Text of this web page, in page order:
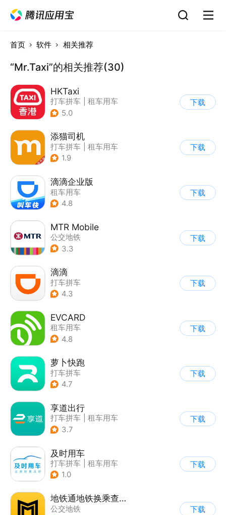
首页 软件 相关推荐
“Mr.Taxi”的相关推荐(30)
HKTaxi
打车拼车
租车用车
5.0
下载
添猫司机
打车拼车
租车用车
1.9
下载
滴滴企业版
租车用车
4.8
下载
MTR Mobile
公交地铁
3.3
下载
滴滴
打车拼车
4.3
下载
EVCARD
租车用车
4.8
下载
萝卜快跑
打车拼车
4.7
下载
享道出行
打车拼车
租车用车
3.7
下载
及时用车
打车拼车
租车用车
1.0
下载
地铁通地铁换乘查询软件
公交地铁
下载